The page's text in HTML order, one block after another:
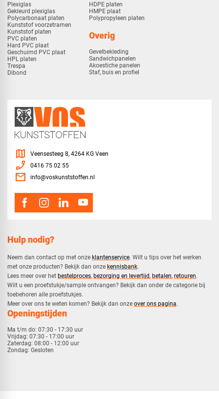
Plexiglas
Gekleurd plexiglas
Polycarbonaat platen
Kunststof voorzetramen
Kunststof platen
PVC platen
Hard PVC plaat
Geschuimd PVC plaat
HPL platen
Trespa
Dibond
HDPE platen
HMPE plaat
Polypropyleen platen
Overig
Gevelbekleding
Sandwichpanelen
Akoestiche panelen
Staf, buis en profiel
Hulp nodig?
Neem dan contact op met onze klantenservice. Wilt u tips over het werken
met onze producten? Bekijk dan onze kennisbank.
​Lees meer over het bestelproces, bezorging en levertijd, betalen, retouren.​
​Wilt u een proefstukje/sample ontvangen? Bekijk dan onder de categorie bij
toebehoren alle proefstukjes.
​​Meer over ons te weten komen? Bekijk dan onze over ons pagina.
Openingstijden
Ma t/m do: 07:30 - 17:30 uur
Vrijdag: 07:30 - 17:00 uur
Zaterdag: 08:00 - 12:00 uur
Zondag: Gesloten
map Veensesteeg 8, 4264 KG Veen
phone_enabled 0416 75 02 55
mail info@voskunststoffen.nl